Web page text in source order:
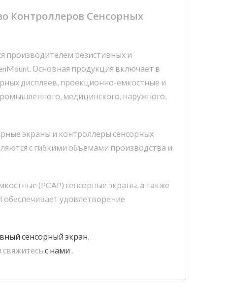
Контроллеров Сенсорных
производителем резистивных и
Основная продукция включает в
дисплеев, проекционно-емкостные и
медицинского, наружного,
экраны и контроллеры сенсорных
с гибкими объемами производства и
(PCAP) сенсорные экраны, а также
удовлетворение
сенсорный экран,
свяжитесь с нами .